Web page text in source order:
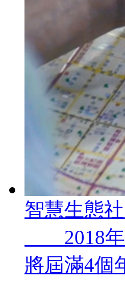
智慧生態
2018年
將屆滿4個